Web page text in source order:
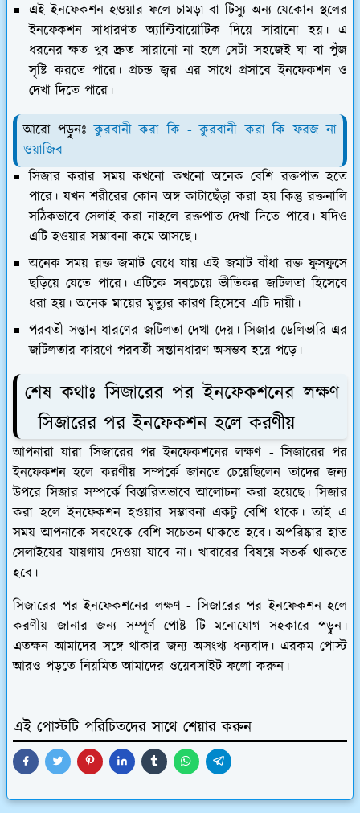
এই ইনফেকশন হওয়ার ফলে চামড়া বা টিস্যু অন্য যেকোন স্থলের
ইনফেকশন সাধারণত অ্যান্টিবায়োটিক দিয়ে সারানো হয়। এ
ধরনের ক্ষত খুব দ্রুত সারানো না হলে সেটা সহজেই ঘা বা পুঁজ
সৃষ্টি করতে পারে। প্রচন্ড জ্বর এর সাথে প্রসাবে ইনফেকশন ও
দেখা দিতে পারে।
আরো পড়ুনঃকুরবানী করা কি - কুরবানী করা কি ফরজ না
ওয়াজিব
সিজার করার সময় কখনো কখনো অনেক বেশি রক্তপাত হতে
পারে। যখন শরীরের কোন অঙ্গ কাটাছেঁড়া করা হয় কিন্তু রক্তনালি
সঠিকভাবে সেলাই করা নাহলে রক্তপাত দেখা দিতে পারে। যদিও
এটি হওয়ার সম্ভাবনা কমে আসছে।
অনেক সময় রক্ত জমাট বেধে যায় এই জমাট বাঁধা রক্ত ফুসফুসে
ছড়িয়ে যেতে পারে। এটিকে সবচেয়ে ভীতিকর জটিলতা হিসেবে
ধরা হয়। অনেক মায়ের মৃত্যুর কারণ হিসেবে এটি দায়ী।
পরবর্তী সন্তান ধারণের জটিলতা দেখা দেয়। সিজার ডেলিভারি এর
জটিলতার কারণে পরবর্তী সন্তানধারণ অসম্ভব হয়ে পড়ে।
শেষ কথাঃ সিজারের পর ইনফেকশনের লক্ষণ
- সিজারের পর ইনফেকশন হলে করণীয়
আপনারা যারা সিজারের পর ইনফেকশনের লক্ষণ - সিজারের পর
ইনফেকশন হলে করণীয় সম্পর্কে জানতে চেয়েছিলেন তাদের জন্য
উপরে সিজার সম্পর্কে বিস্তারিতভাবে আলোচনা করা হয়েছে। সিজার
করা হলে ইনফেকশন হওয়ার সম্ভাবনা একটু বেশি থাকে। তাই এ
সময় আপনাকে সবথেকে বেশি সচেতন থাকতে হবে। অপরিষ্কার হাত
সেলাইয়ের যায়গায় দেওয়া যাবে না। খাবারের বিষয়ে সতর্ক থাকতে
হবে।
সিজারের পর ইনফেকশনের লক্ষণ - সিজারের পর ইনফেকশন হলে
করণীয় জানার জন্য সম্পূর্ণ পোষ্ট টি মনোযোগ সহকারে পড়ুন।
এতক্ষন আমাদের সঙ্গে থাকার জন্য অসংখ্য ধন্যবাদ। এরকম পোস্ট
আরও পড়তে নিয়মিত আমাদের ওয়েবসাইট ফলো করুন।
এই পোস্টটি পরিচিতদের সাথে শেয়ার করুন